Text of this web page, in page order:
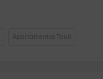
Apartamentos Taull